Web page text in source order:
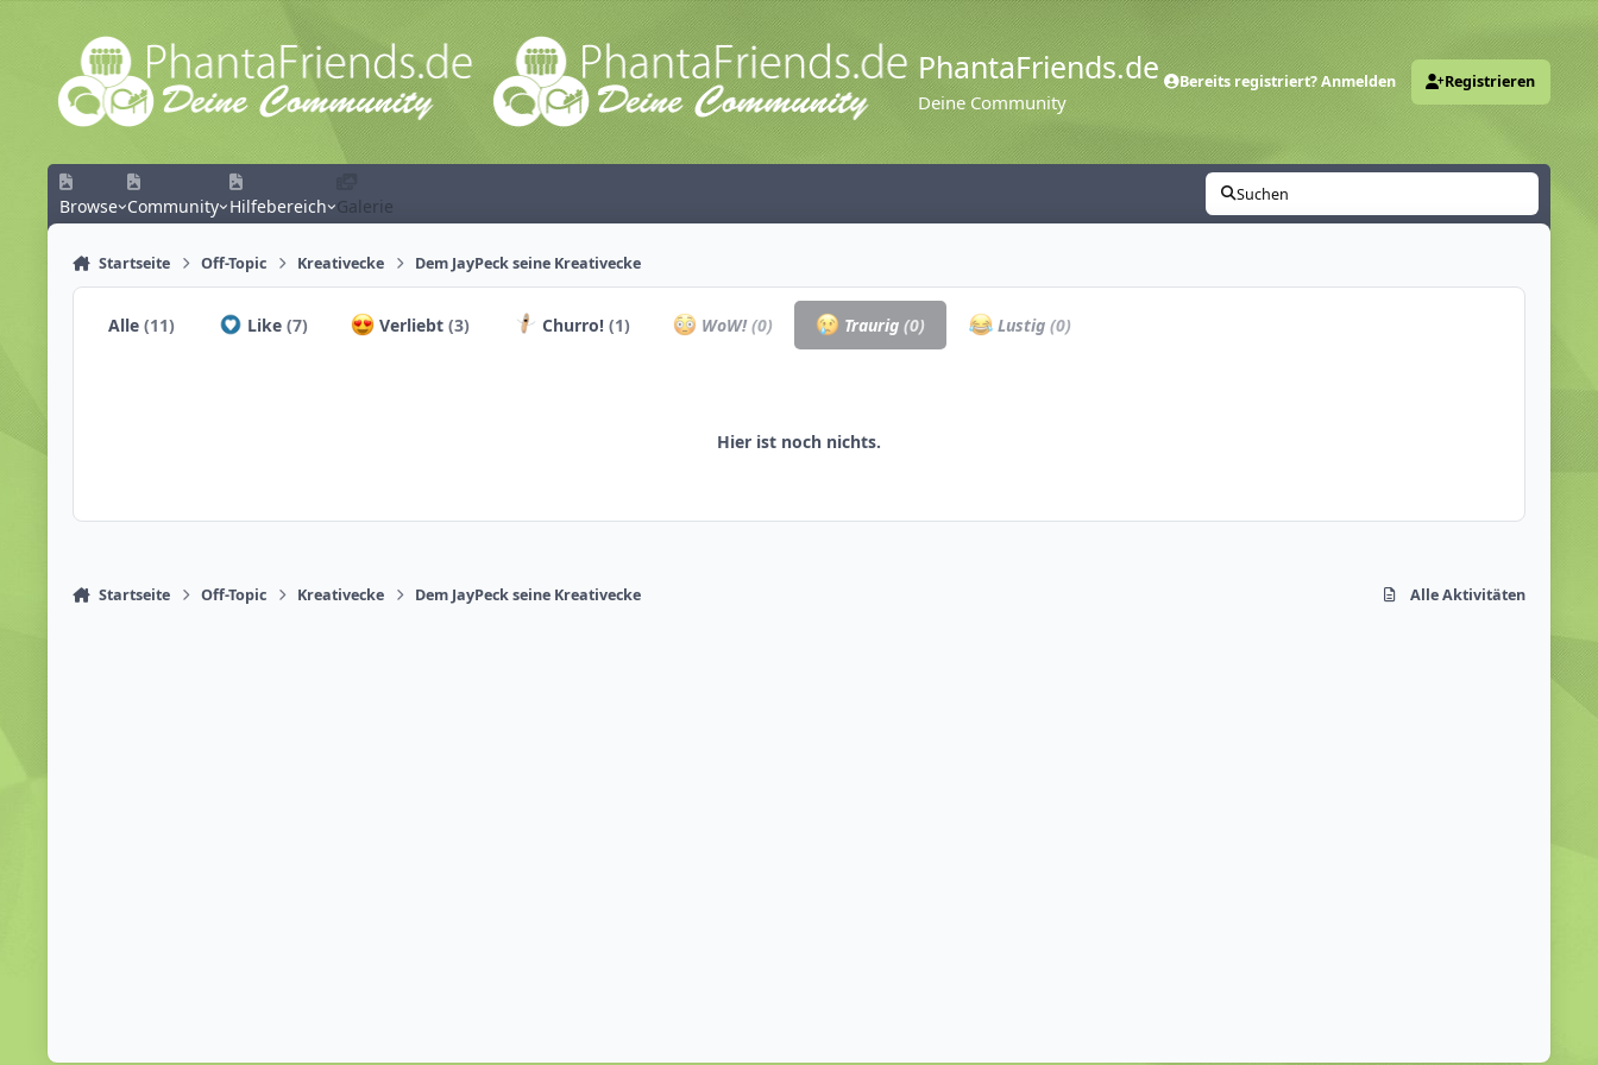
Zum Inhalt springen
PhantaFriends.de
Deine Community
Bereits registriert? Anmelden Registrieren
Browse Community Hilfebereich Galerie
Suchen
Startseite Off-Topic Kreativecke Dem JayPeck seine Kreativecke
Alle(11) Like (7) Verliebt(3) Churro! (1) WoW!(0) Traurig(0) Lustig (0)
Hier ist noch nichts.
Startseite Off-Topic Kreativecke Dem JayPeck seine Kreativecke Alle Aktivitäten